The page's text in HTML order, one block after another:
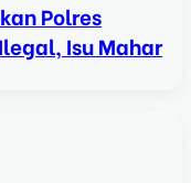
Polres
Isu Mahar